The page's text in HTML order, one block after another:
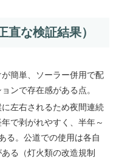
直な検証結果）
簡単、ソーラー併用で配
ンで存在感がある点。
左右されるため夜間連続
で剥がれやすく、半年～
る。公道での使用は各自
る（灯火類の改造規制